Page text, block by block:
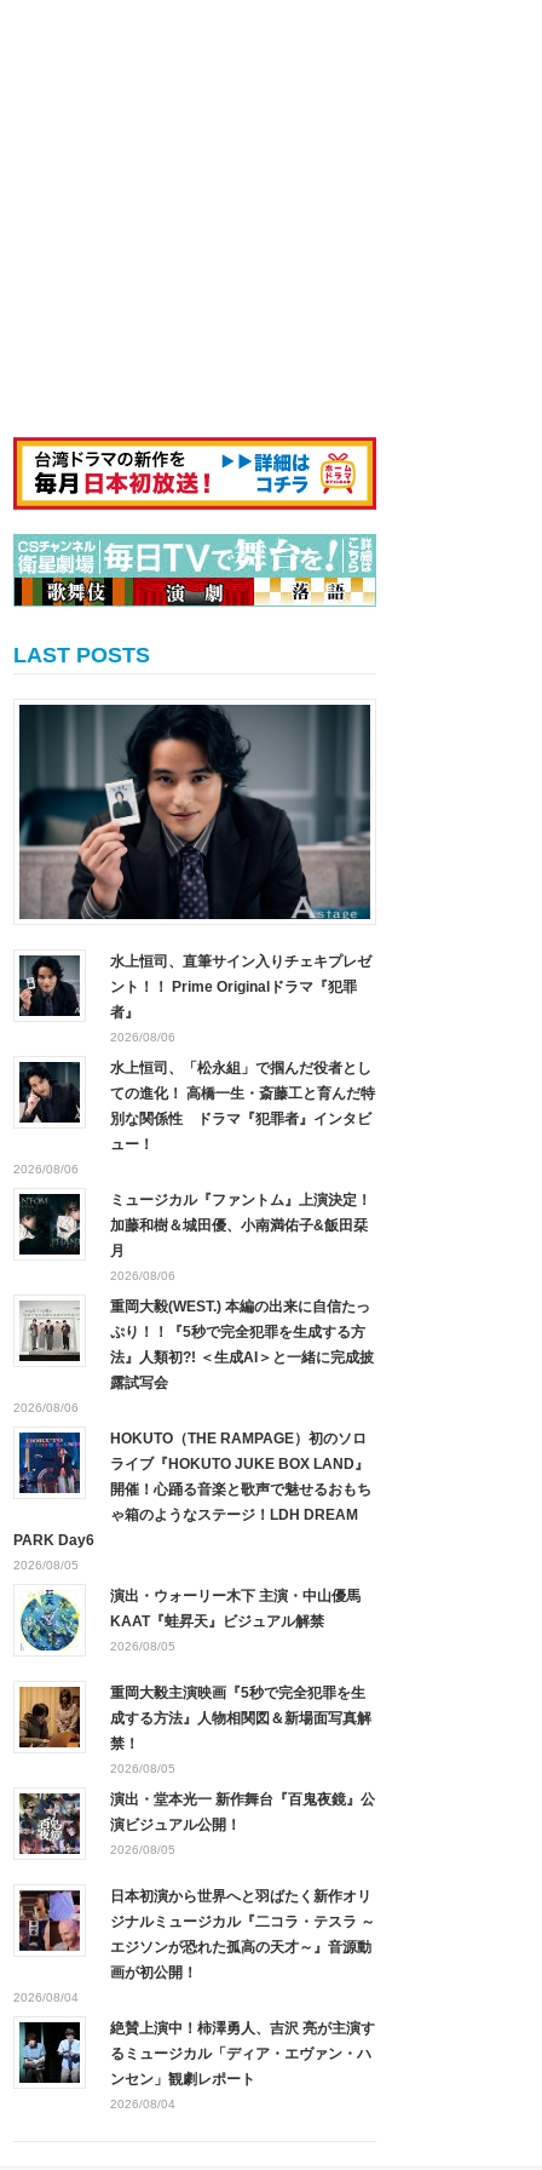
LAST POSTS
水上恒司、直筆サイン入りチェキプレゼ
ント！！ Prime Originalドラマ『犯罪
者』
2026/08/06
水上恒司、「松永組」で掴んだ役者とし
ての進化！ 高橋一生・斎藤工と育んだ特
別な関係性 ドラマ『犯罪者』インタビ
ュー！
2026/08/06
ミュージカル『ファントム』上演決定！
加藤和樹＆城田優、小南満佑子&飯田栞
月
2026/08/06
重岡大毅(WEST.) 本編の出来に自信たっ
ぷり！！『5秒で完全犯罪を生成する方
法』人類初?! ＜生成AI＞と一緒に完成披
露試写会
2026/08/06
HOKUTO（THE RAMPAGE）初のソロ
ライブ『HOKUTO JUKE BOX LAND』
開催！心踊る音楽と歌声で魅せるおもち
ゃ箱のようなステージ！LDH DREAM
PARK Day6
2026/08/05
演出・ウォーリー木下 主演・中山優馬
KAAT『蛙昇天』ビジュアル解禁
2026/08/05
重岡大毅主演映画『5秒で完全犯罪を生
成する方法』人物相関図＆新場面写真解
禁！
2026/08/05
演出・堂本光一 新作舞台『百鬼夜鏡』公
演ビジュアル公開！
2026/08/05
日本初演から世界へと羽ばたく新作オリ
ジナルミュージカル『二コラ・テスラ ～
エジソンが恐れた孤高の天才～』音源動
画が初公開！
2026/08/04
絶賛上演中！柿澤勇人、吉沢 亮が主演す
るミュージカル「ディア・エヴァン・ハ
ンセン」観劇レポート
2026/08/04